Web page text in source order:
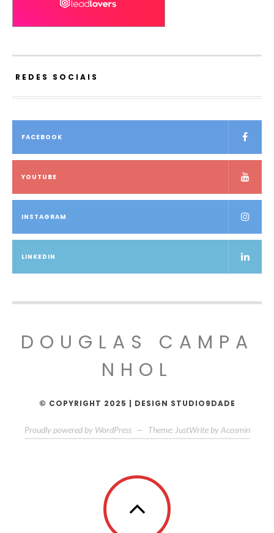
REDES SOCIAIS
FACEBOOK
YOUTUBE
INSTAGRAM
LINKEDIN
DOUGLAS CAMPA
NHOL
© COPYRIGHT 2025 | DESIGN STUDIO9DADE
Proudly powered by WordPress — Theme: JustWrite by Acosmin